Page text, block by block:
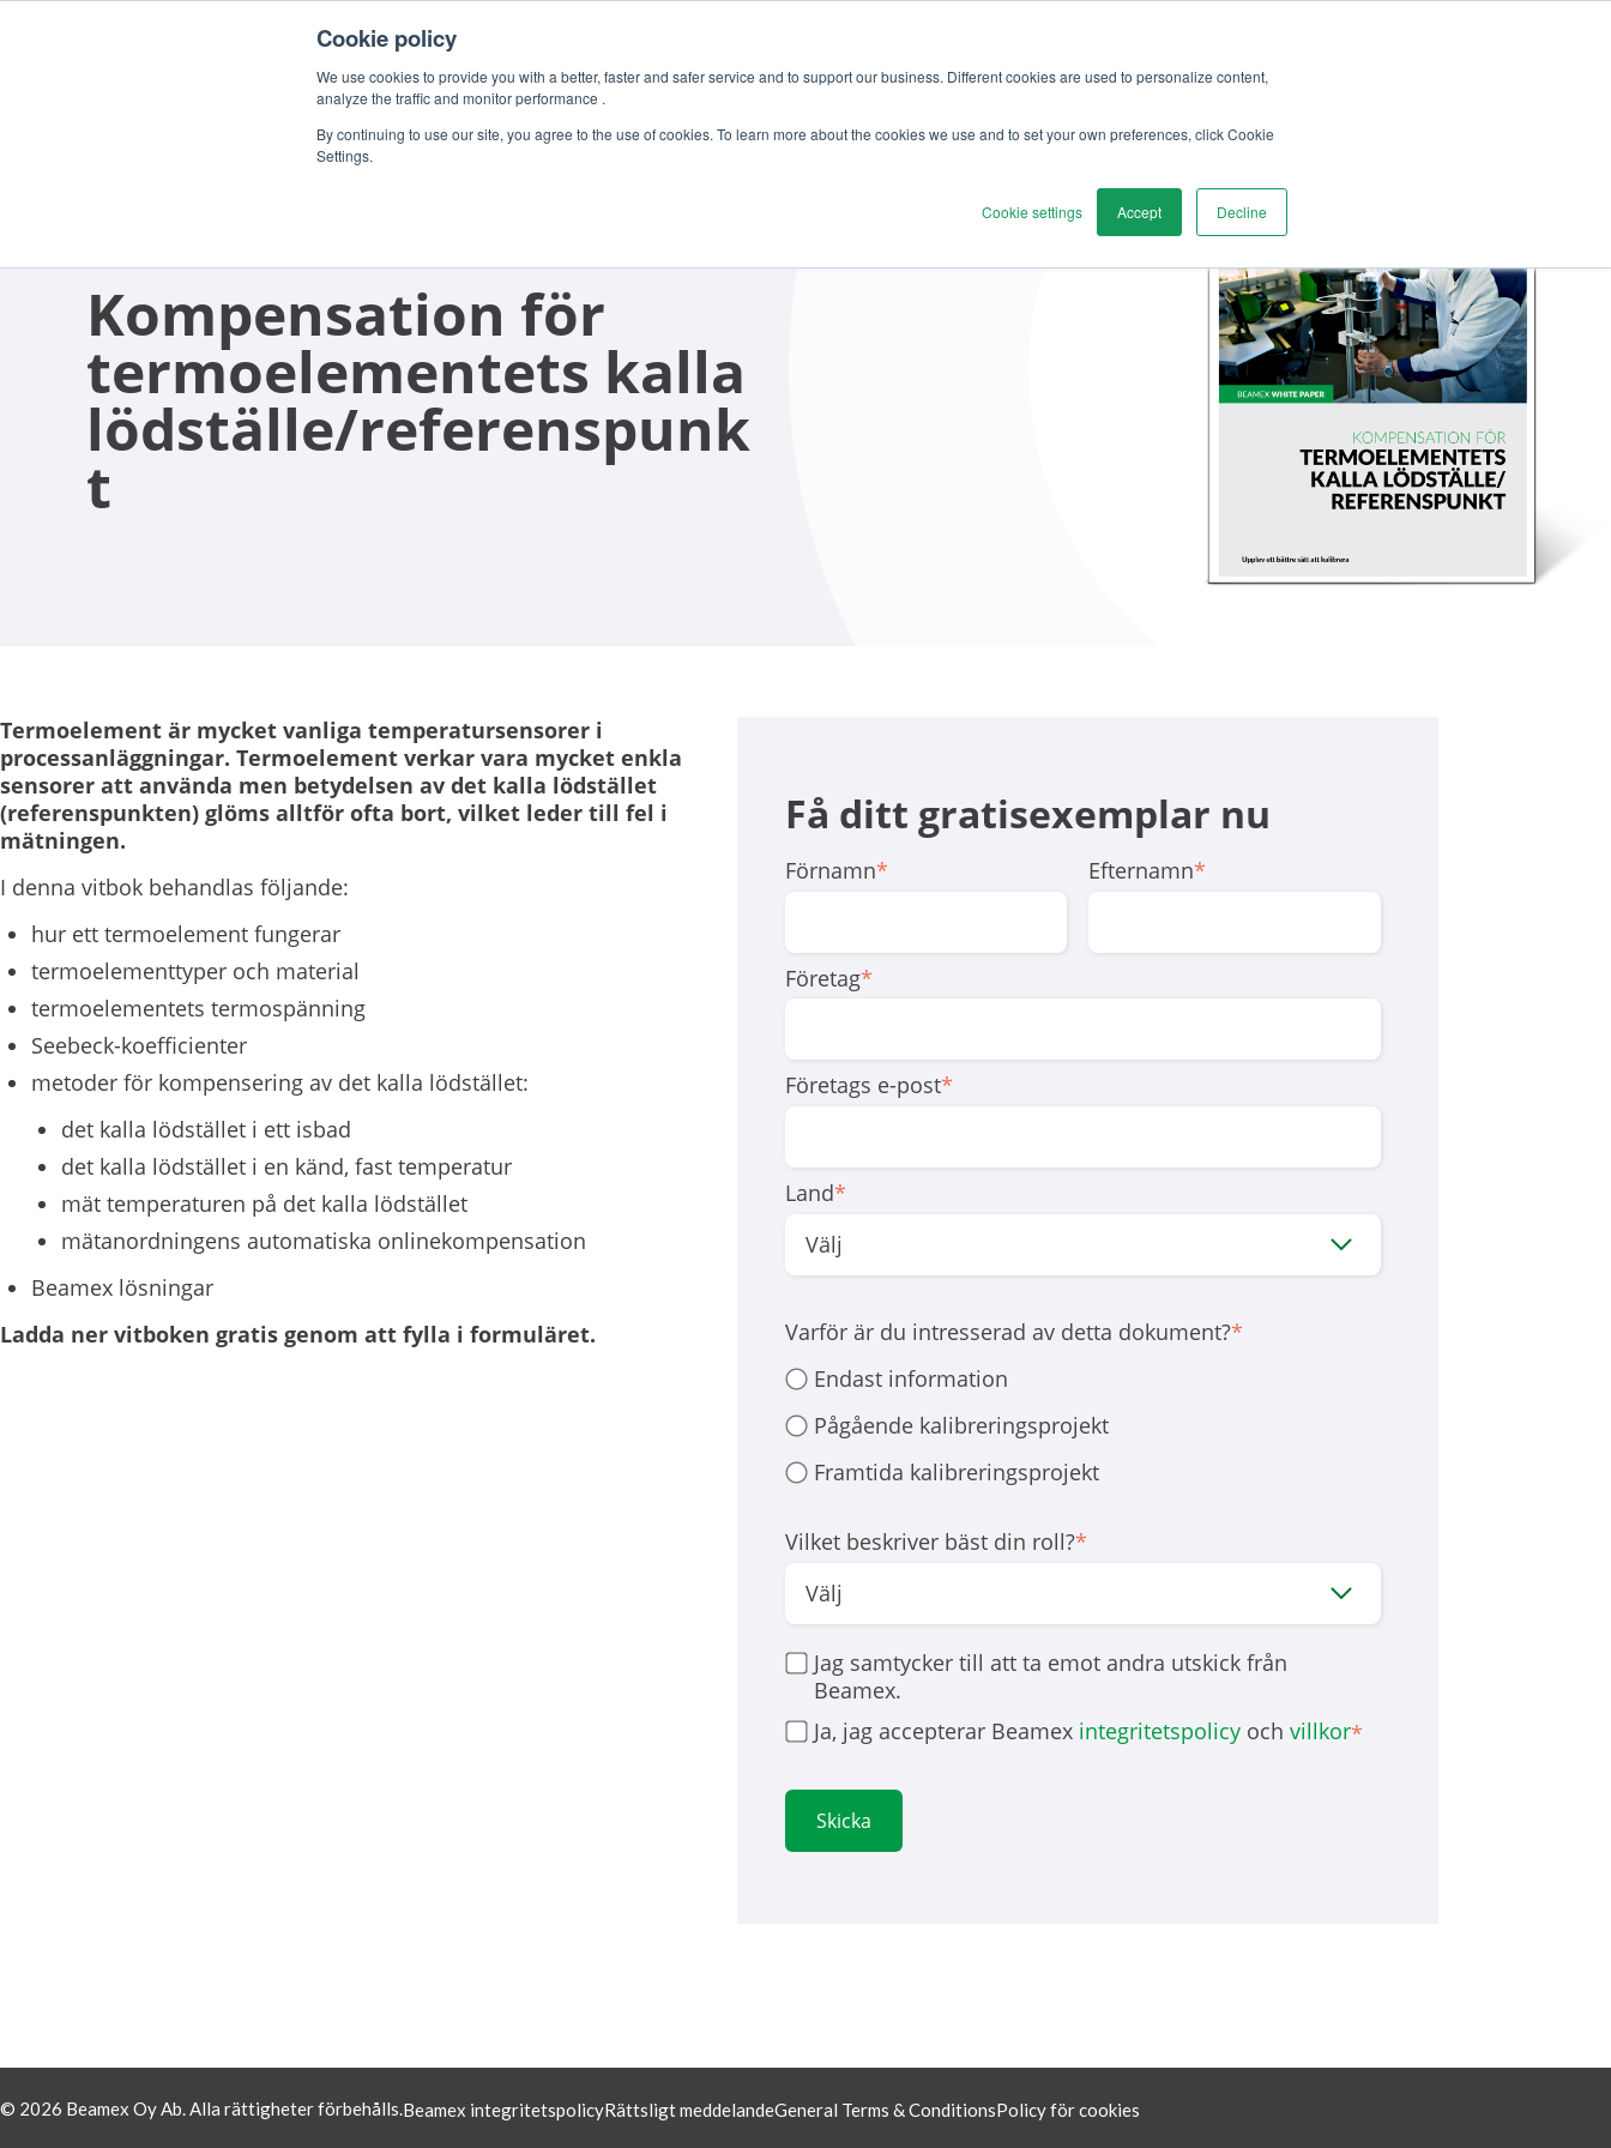
Cookie policy
We use cookies to provide you with a better, faster and safer service and to support our business. Different cookies are used to personalize content,
analyze the traffic and monitor performance .
By continuing to use our site, you agree to the use of cookies. To learn more about the cookies we use and to set your own preferences, click Cookie
Settings.
Cookie settings Accept Decline
Kompensation för
termoelementets kalla
lödställe/referenspunk
t
Termoelement är mycket vanliga temperatursensorer i
processanläggningar. Termoelement verkar vara mycket enkla
sensorer att använda men betydelsen av det kalla lödstället
(referenspunkten) glöms alltför ofta bort, vilket leder till fel i
mätningen.
I denna vitbok behandlas följande:
hur ett termoelement fungerar
termoelementtyper och material
termoelementets termospänning
Seebeck-koefficienter
metoder för kompensering av det kalla lödstället:
det kalla lödstället i ett isbad
det kalla lödstället i en känd, fast temperatur
mät temperaturen på det kalla lödstället
mätanordningens automatiska onlinekompensation
Beamex lösningar
Ladda ner vitboken gratis genom att fylla i formuläret.
Få ditt gratisexemplar nu
Förnamn* Efternamn*
Företag*
Företags e-post*
Land*
Varför är du intresserad av detta dokument?*
Endast information
Pågående kalibreringsprojekt
Framtida kalibreringsprojekt
Vilket beskriver bäst din roll?*
Jag samtycker till att ta emot andra utskick från
Beamex.
Ja, jag accepterar Beamex integritetspolicy ochvillkor*
© 2026 Beamex Oy Ab. Alla rättigheter förbehålls.Beamex integritetspolicyRättsligt meddelandeGeneral Terms & ConditionsPolicy för cookies